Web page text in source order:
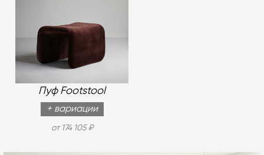
Пуф Footstool
+ вариации
от 174 105 ₽